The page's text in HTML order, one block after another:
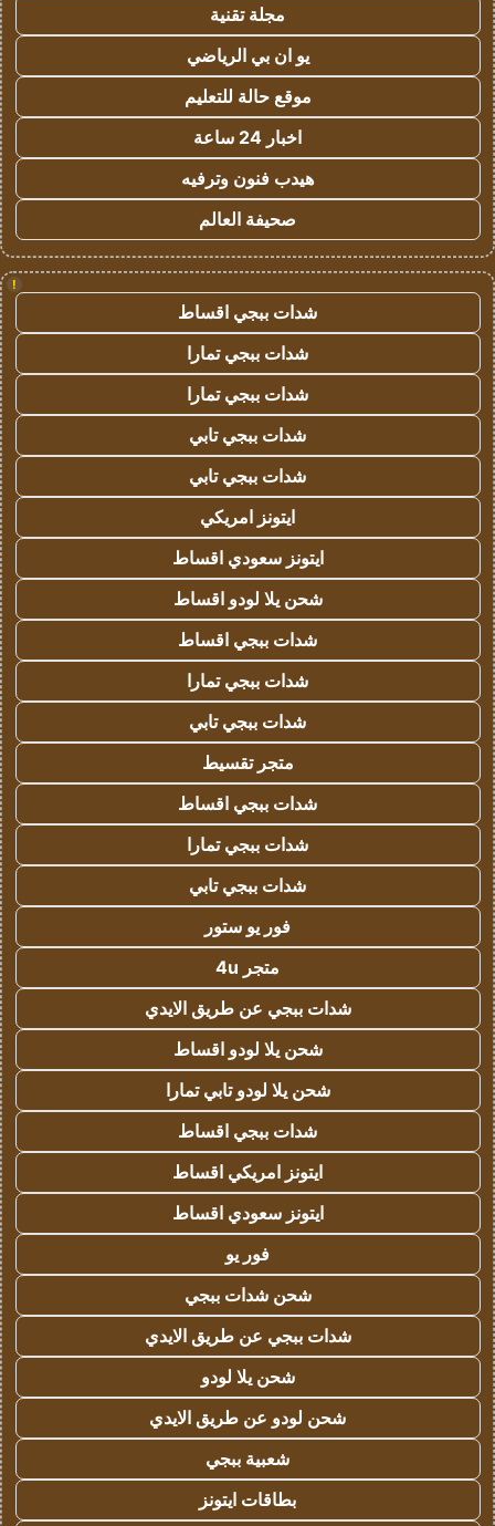
مجلة تقنية
يو ان بي الرياضي
موقع حالة للتعليم
اخبار 24 ساعة
هيدب فنون وترفيه
صحيفة العالم
!
شدات ببجي اقساط
شدات ببجي تمارا
شدات ببجي تمارا
شدات ببجي تابي
شدات ببجي تابي
ايتونز امريكي
ايتونز سعودي اقساط
شحن يلا لودو اقساط
شدات ببجي اقساط
شدات ببجي تمارا
شدات ببجي تابي
متجر تقسيط
شدات ببجي اقساط
شدات ببجي تمارا
شدات ببجي تابي
فور يو ستور
متجر 4u
شدات ببجي عن طريق الايدي
شحن يلا لودو اقساط
شحن يلا لودو تابي تمارا
شدات ببجي اقساط
ايتونز امريكي اقساط
ايتونز سعودي اقساط
فور يو
شحن شدات ببجي
شدات ببجي عن طريق الايدي
شحن يلا لودو
شحن لودو عن طريق الايدي
شعبية ببجي
بطاقات ايتونز